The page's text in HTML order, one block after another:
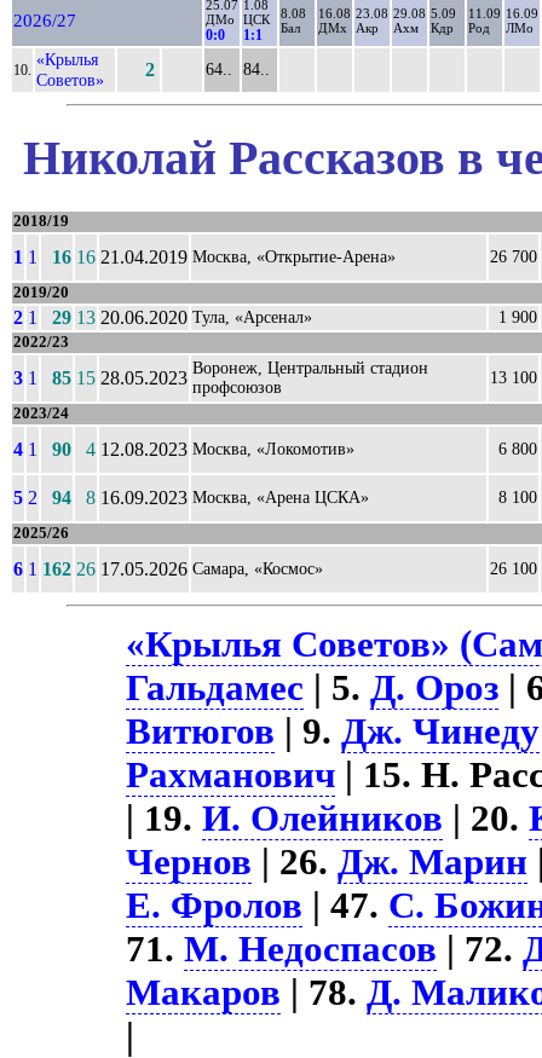
2026/27
25.07
ДМо
0:0
1.08
ЦСК
1:1
8.08
Бал
16.08
ДМх
23.08
Акр
29.08
Ахм
5.09
Кдр
11.09
Род
16.09
ЛМо
10.
«Крылья
Советов»
2 64.. 84..
Николай Рассказов в
2018/19
1 1 16 16 21.04.2019 Москва, «Открытие-Арена» 26 700
2019/20
2 1 29 13 20.06.2020 Тула, «Арсенал» 1 900
2022/23
3 1 85 15 28.05.2023 Воронеж, Центральный стадион
профсоюзов
13 100
2023/24
4 1 90 4 12.08.2023 Москва, «Локомотив» 6 800
5 2 94 8 16.09.2023 Москва, «Арена ЦСКА» 8 100
2025/26
6 1 162 26 17.05.2026 Самара, «Космос» 26 100
«Крылья Советов»
Гальдамес | 5.Д. Ороз |
Витюгов | 9.Дж. Чинеду
Рахманович | 15. Н.
| 19.И. Олейников | 20.
Чернов | 26.Дж. Марин
Е. Фролов | 47. С.
71.М. Недоспасов | 72.
Макаров | 78.Д.
|